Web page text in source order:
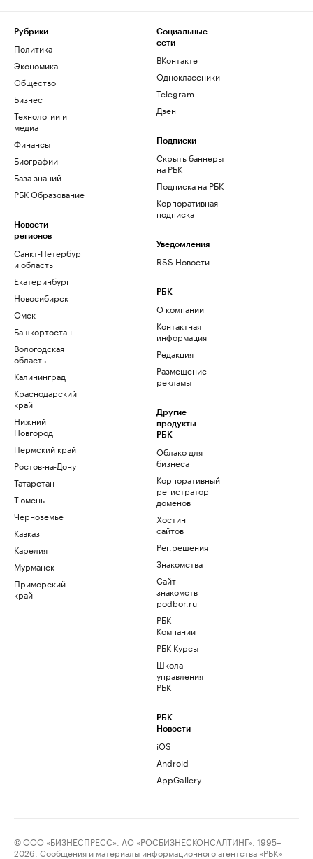
Рубрики
Политика
Экономика
Общество
Бизнес
Технологии и
медиа
Финансы
Биографии
База знаний
РБК Образование
Новости
регионов
Санкт-Петербург
и область
Екатеринбург
Новосибирск
Омск
Башкортостан
Вологодская
область
Калининград
Краснодарский
край
Нижний
Новгород
Пермский край
Ростов-на-Дону
Татарстан
Тюмень
Черноземье
Кавказ
Карелия
Мурманск
Приморский
край
Социальные
сети
ВКонтакте
Одноклассники
Telegram
Дзен
Подписки
Скрыть баннеры
на РБК
Подписка на РБК
Корпоративная
подписка
Уведомления
RSS Новости
РБК
О компании
Контактная
информация
Редакция
Размещение
рекламы
Другие
продукты
РБК
Облако для
бизнеса
Корпоративный
регистратор
доменов
Хостинг
сайтов
Рег.решения
Знакомства
Сайт
знакомств
podbor.ru
РБК
Компании
РБК Курсы
Школа
управления
РБК
РБК
Новости
iOS
Android
AppGallery
© ООО «БИЗНЕСПРЕСС», АО «РОСБИЗНЕСКОНСАЛТИНГ», 1995–
2026. Сообщения и материалы информационного агентства «РБК»